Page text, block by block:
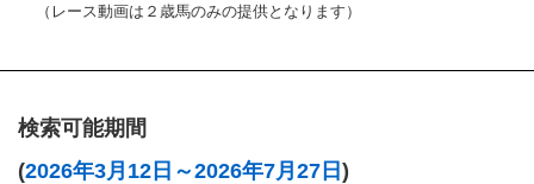
（レース動画は２歳馬のみの提供となります）
検索可能期間
(2026年3月12日～2026年7月27日 )